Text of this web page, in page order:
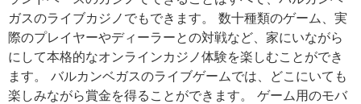
ガスのライブカジノでもできます。 数十種類のゲーム、実
際のプレイヤーやディーラーとの対戦など、家にいながら
にして本格的なオンラインカジノ体験を楽しむことができ
ます。 バルカンベガスのライブゲームでは、どこにいても
楽しみながら賞金を得ることができます。 ゲーム用のモバ